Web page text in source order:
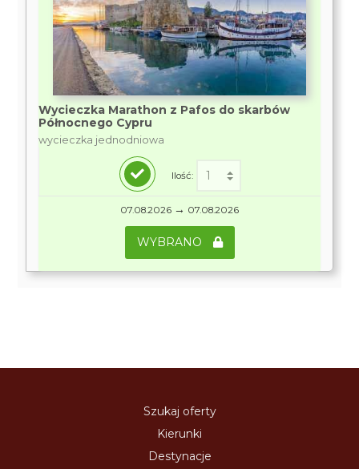
Wycieczka Marathon z Pafos do skarbów
Północnego Cypru
wycieczka jednodniowa
Ilość:
07.08.2026 → 07.08.2026
WYBRANO
Szukaj oferty
Kierunki
Destynacje